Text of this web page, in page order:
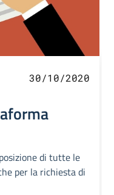
30/10/2020
di tutte le
per la richiesta di